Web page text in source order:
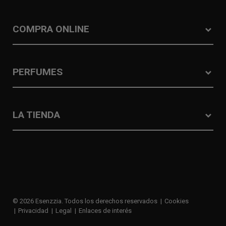
COMPRA ONLINE
PERFUMES
LA TIENDA
© 2026 Esenzzia. Todos los derechos reservados
Cookies
Privacidad
Legal Enlaces de interés